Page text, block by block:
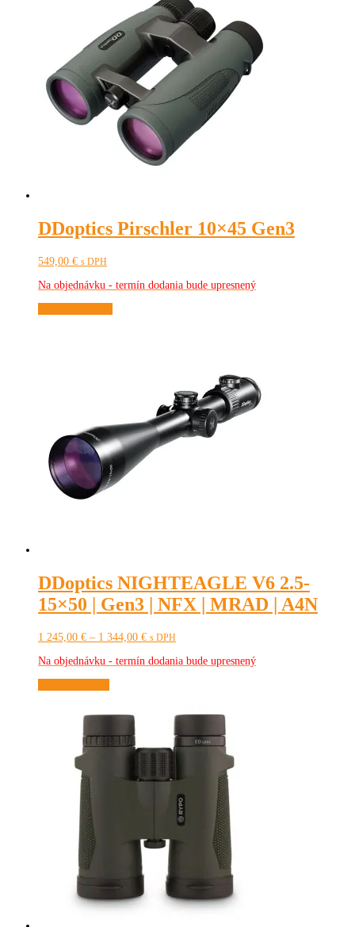
DDoptics Pirschler 10×45 Gen3
549,00 € s DPH
Na objednávku - termín dodania bude upresnený
DDoptics NIGHTEAGLE V6 2.5-
15×50 | Gen3 | NFX | MRAD | A4N
1 245,00 € – 1 344,00 €Price
1
344,00 €
s DPH
Na objednávku - termín dodania bude upresnený
viacero
variantov.
Možnosti
vybrať